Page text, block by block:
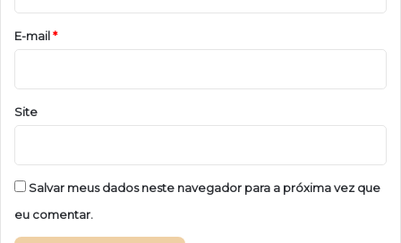
o
*E-mail*
Site
Salvar meus dados neste navegador para a próxima vez que
eu comentar.